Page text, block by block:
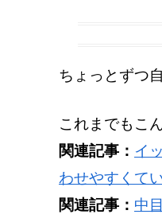
ちょっとずつ
これまでもこ
関連記事： イ
わせやすくて
関連記事： 中